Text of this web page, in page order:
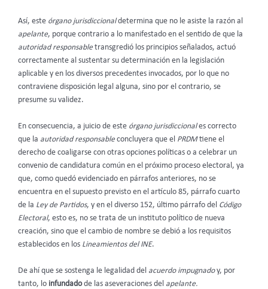
Así, este órgano jurisdiccionaldetermina que no le asiste la razón al
apelante, porque contrario a lo manifestado en el sentido de que la
autoridad responsabletransgredió los principios señalados, actuó
correctamente al sustentar su determinación en la legislación
aplicable y en los diversos precedentes invocados, por lo que no
contraviene disposición legal alguna, sino por el contrario, se
presume su validez.
En consecuencia, a juicio de este órgano jurisdiccionales correcto
que la autoridad responsableconcluyera que el PRDMtiene el
derecho de coaligarse con otras opciones políticas o a celebrar un
convenio de candidatura común en el próximo proceso electoral, ya
que, como quedó evidenciado en párrafos anteriores, no se
encuentra en el supuesto previsto en el artículo 85, párrafo cuarto
de la Ley de Partidos, y en el diverso 152, último párrafo del Código
Electoral, esto es, no se trata de un instituto político de nueva
creación, sino que el cambio de nombre se debió a los requisitos
establecidos en los Lineamientos del INE.
De ahí que se sostenga le legalidad del acuerdo impugnadoy, por
tanto, lo infundadode las aseveraciones del apelante.